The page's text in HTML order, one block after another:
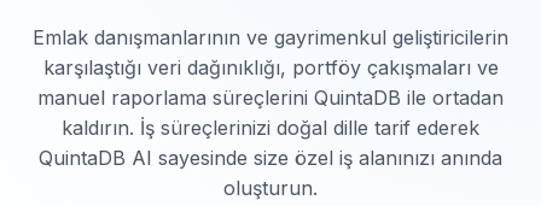
Emlak danışmanlarının ve gayrimenkul geliştiricilerin
karşılaştığı veri dağınıklığı, portföy çakışmaları ve
manuel raporlama süreçlerini QuintaDB ile ortadan
kaldırın. İş süreçlerinizi doğal dille tarif ederek
QuintaDB AI sayesinde size özel iş alanınızı anında
oluşturun.